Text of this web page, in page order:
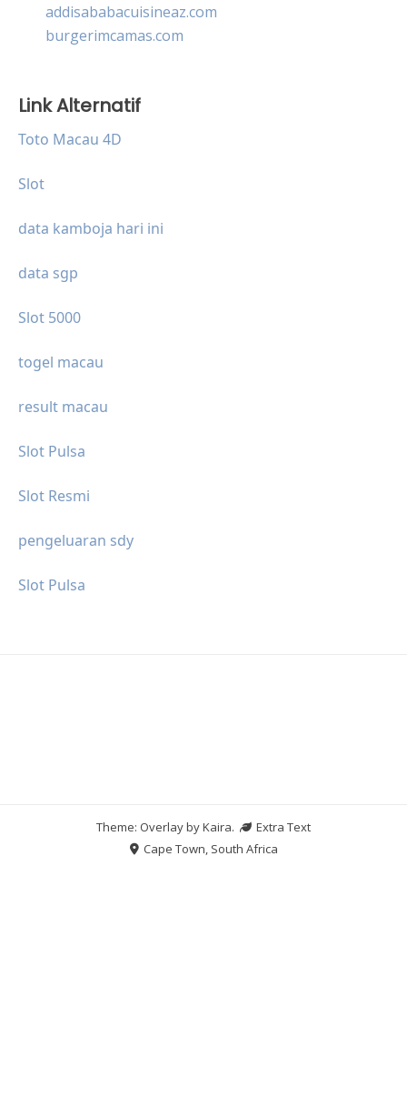
addisababacuisineaz.com
burgerimcamas.com
Link Alternatif
Toto Macau 4D
Slot
data kamboja hari ini
data sgp
Slot 5000
togel macau
result macau
Slot Pulsa
Slot Resmi
pengeluaran sdy
Slot Pulsa
Theme: Overlay byKaira.
Extra Text
Cape Town, South Africa